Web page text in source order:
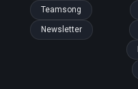
Teamsong
Newsletter